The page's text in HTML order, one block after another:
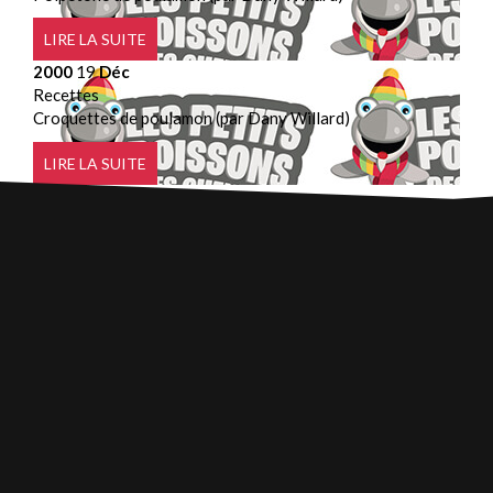
LIRE LA SUITE
2000 19Déc
Recettes
Croquettes de poulamon (par Dany Willard)
LIRE LA SUITE